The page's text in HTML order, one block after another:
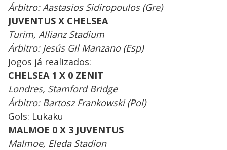
Árbitro: Aastasios Sidiropoulos (Gre)
JUVENTUS X CHELSEA
Turim, Allianz Stadium
Árbitro: Jesús Gil Manzano (Esp)
Jogos já realizados:
CHELSEA 1 X 0 ZENIT
Londres, Stamford Bridge
Árbitro: Bartosz Frankowski (Pol)
Gols: Lukaku
MALMOE 0 X 3 JUVENTUS
Malmoe, Eleda Stadion